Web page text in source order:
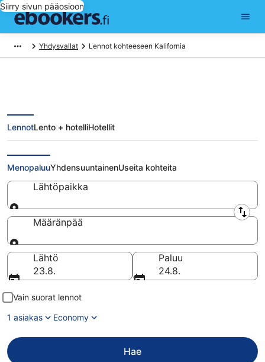
Siirry sivun pääosioon
Yhdysvallat Lennot kohteeseen Kalifornia
Halvat lennot Kaliforniaan alkaen
700 €
LennotLento + hotelliHotellit
MenopaluuYhdensuuntainenUseita kohteita
Lähtöpaikka
Lähtöpaikka
Määränpää
Määränpää
Lähtö
23.8.
Paluu
24.8.
Vain suorat lennot
1 asiakas
Economy
Hae